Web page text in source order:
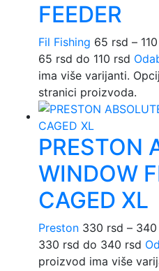
FEEDER
Fil Fishing 65 rsd – 110
65 rsd do 110 rsd
ima više varijanti.
stranici proizvoda.
PRESTON
WINDOW
CAGED XL
Preston 330 rsd – 340
330 rsd do 340 rsd
proizvod ima više